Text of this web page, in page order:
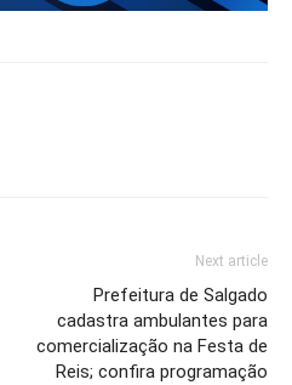
Next article
Prefeitura de Salgado
cadastra ambulantes para
comercialização na Festa de
Reis; confira programação